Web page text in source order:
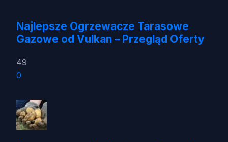
Najlepsze Ogrzewacze Tarasowe
Gazowe od Vulkan – Przegląd Oferty
49
0